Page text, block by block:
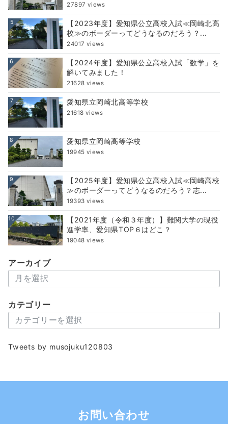
27897 views
5
【2023年度】愛知県公立高校入試≪岡崎北高
校≫のボーダーってどうなるのだろう？...
24017 views
6
【2024年度】愛知県公立高校入試「数学」を
解いてみました！
21628 views
7 愛知県立岡崎北高等学校
21618 views
8 愛知県立岡崎高等学校
19945 views
9
【2025年度】愛知県公立高校入試≪岡崎高校
≫のボーダーってどうなるのだろう？志...
19393 views
10
【2021年度（令和３年度）】難関大学の現役
進学率、愛知県TOP６はどこ？
19048 views
アーカイブ
ー
イ
カテゴリー
テ
リ
Tweets by musojuku120803
お問い合わせ